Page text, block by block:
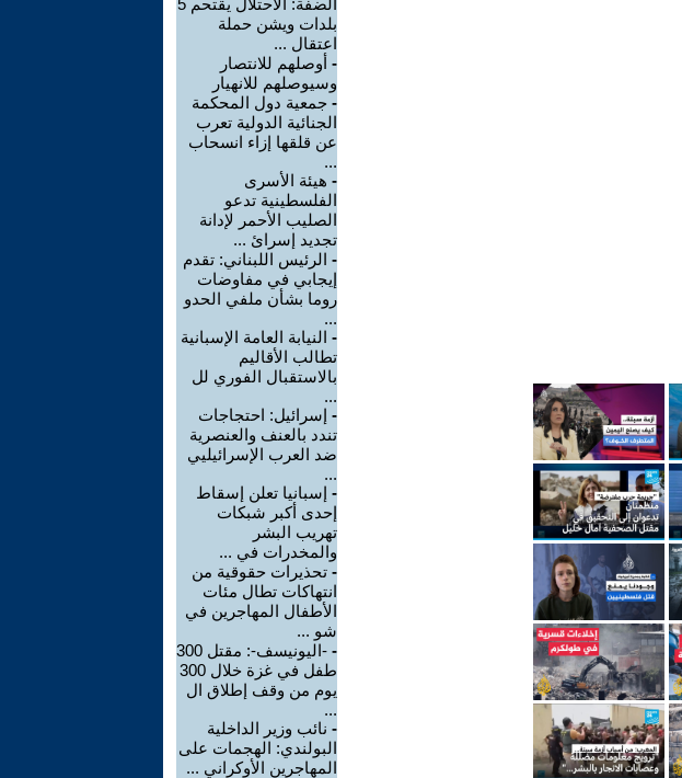
الضفة: الاحتلال يقتحم 5
بلدات ويشن حملة
اعتقال ...
- أوصلهم للانتصار
وسيوصلهم للانهيار
- جمعية دول المحكمة
الجنائية الدولية تعرب
عن قلقها إزاء انسحاب
...
- هيئة الأسرى
الفلسطينية تدعو
الصليب الأحمر لإدانة
تجديد إسرائ ...
- الرئيس اللبناني: تقدم
إيجابي في مفاوضات
روما بشأن ملفي الحدو
...
- النيابة العامة الإسبانية
تطالب الأقاليم
بالاستقبال الفوري لل
...
- إسرائيل: احتجاجات
تندد بالعنف والعنصرية
ضد العرب الإسرائيليي
...
- إسبانيا تعلن إسقاط
إحدى أكبر شبكات
تهريب البشر
والمخدرات في ...
- تحذيرات حقوقية من
انتهاكات تطال مئات
الأطفال المهاجرين في
شو ...
-
-اليونيسف-: مقتل 300
طفل في غزة خلال 300
يوم من وقف إطلاق ال
...
- نائب وزير الداخلية
البولندي: الهجمات على
المهاجرين الأوكراني ...